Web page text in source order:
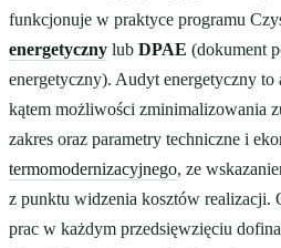
funkcjonuje w praktyce programu
energetyczny lub DPAE (dokument
energetyczny). Audyt energetyczny to
kątem możliwości zminimalizowania
zakres oraz parametry techniczne i
termomodernizacyjnego, ze
z punktu widzenia kosztów realizacji.
prac w każdym przedsięwzięciu